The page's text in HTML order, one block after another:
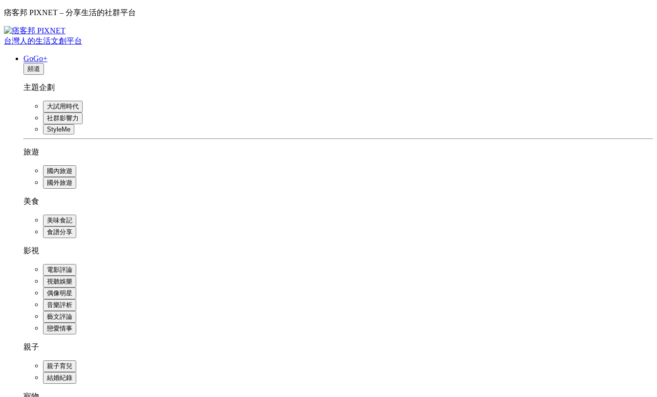
痞客邦 PIXNET – 分享生活的社群平台
台灣人的生活文創平台
GoGo+
頻道
主題企劃
大試用時代
社群影響力
StyleMe
旅遊
國內旅遊
國外旅遊
美食
美味食記
食譜分享
影視
電影評論
視聽娛樂
偶像明星
音樂評析
藝文評論
戀愛情事
親子
親子育兒
結婚紀錄